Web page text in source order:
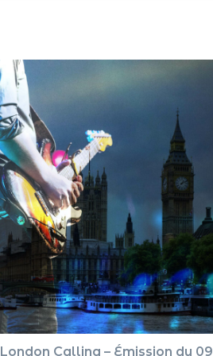
London Calling – Émission du 09